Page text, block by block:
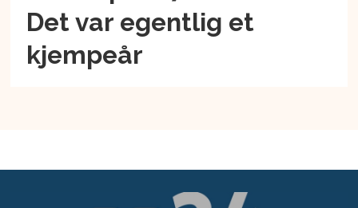
Det var egentlig et
kjempeår